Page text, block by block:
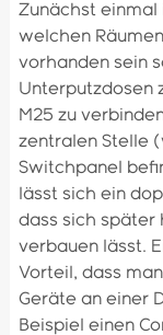
Zunächst einmal
welchen
vorhanden sein
Unterputzdosen
M25 zu
zentralen Stelle
Switchpanel
lässt sich ein
dass sich
verbauen lässt.
Vorteil, dass
Geräte an einer
Beispiel einen